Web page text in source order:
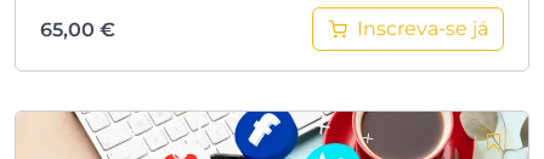
65,00 € Inscreva-se já